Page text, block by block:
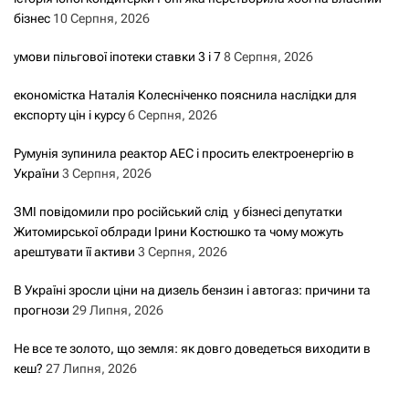
бізнес 10 Серпня, 2026
умови пільгової іпотеки ставки 3 і 78 Серпня, 2026
економістка Наталія Колесніченко пояснила наслідки для
експорту цін і курсу6 Серпня, 2026
Румунія зупинила реактор АЕС і просить електроенергію в
України 3 Серпня, 2026
ЗМІ повідомили про російський слід у бізнесі депутатки
Житомирської облради Ірини Костюшко та чому можуть
арештувати її активи 3 Серпня, 2026
В Україні зросли ціни на дизель бензин і автогаз: причини та
прогнози 29 Липня, 2026
Не все те золото, що земля: як довго доведеться виходити в
кеш? 27 Липня, 2026